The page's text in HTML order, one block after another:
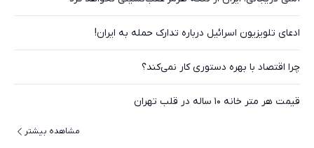
ادعای تلویزیون اسرائیل درباره تدارک حمله به ایران!
چرا اقتصاد با بهره دستوری کار نمی‌کند؟
قیمت هر متر خانه ۱۰ ساله در قلب تهران
مشاهده بیشتر